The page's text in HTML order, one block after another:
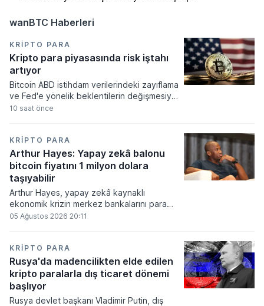
wanBTC Haberleri
KRIPTO PARA
Kripto para piyasasında risk iştahı
artıyor
Bitcoin ABD istihdam verilerindeki zayıflama
ve Fed'e yönelik beklentilerin değişmesiyle
haftayı yükselişle kapattı. Kripto para
açıklanacak enflasyon rakamlarına ve
küresel gelişmelere çevrildi.
10 saat önce
KRIPTO PARA
Arthur Hayes: Yapay zekâ balonu
bitcoin fiyatını 1 milyon dolara
taşıyabilir
Arthur Hayes, yapay zekâ kaynaklı
ekonomik krizin merkez bankalarını para
basmaya zorlayacağını ve bu durumun
kayıplarının tetikleyeceği kredi krizinin
küresel likidite artışına yol açacağını belirtti
ve bitcoinin bu süreçte en hızlı tepki veren
varlık olacağı vurguladı.
05 Ağustos 2026 20:11
KRIPTO PARA
Rusya'da madencilikten elde edilen
kripto paralarla dış ticaret dönemi
başlıyor
Rusya devlet başkanı Vladimir Putin, dış